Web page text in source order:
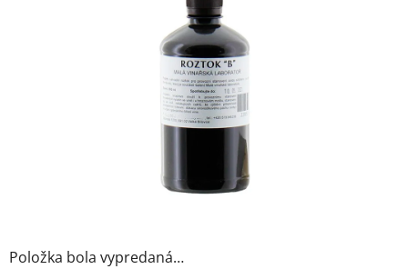
Položka bola vypredaná…